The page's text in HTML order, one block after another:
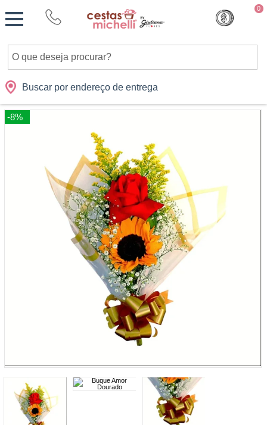
0
Buscar por endereço de entrega
Cidades Presentes Datas Shopping
Monte
sua
-8%